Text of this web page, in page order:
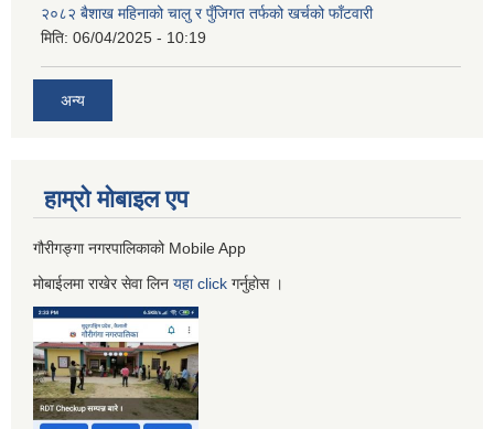
२०८२ बैशाख महिनाको चालु र पुँजिगत तर्फको खर्चको फाँटवारी
मिति: 06/04/2025 - 10:19
अन्य
हाम्रो माेबाइल एप
गौरीगङ्गा नगरपालिकाको Mobile App
मोबाईलमा राखेर सेवा लिन यहाclick गर्नुहाेस ।